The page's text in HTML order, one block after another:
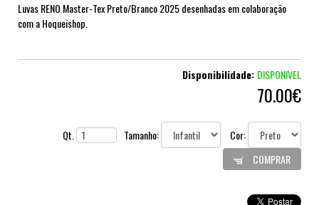
Luvas RENO Master-Tex Preto/Branco 2025 desenhadas em colaboração
com a Hoqueishop.
Disponibilidade: DISPONIVEL
70.00€
Qt. Tamanho:
Cor:
COMPRAR